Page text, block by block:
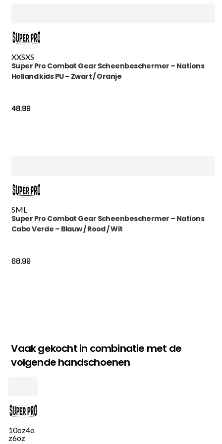
XXSXS
Super Pro Combat Gear Scheenbeschermer – Nations
Holland kids PU – Zwart / Oranje
48.99
SML
Super Pro Combat Gear Scheenbeschermer – Nations
Cabo Verde – Blauw / Rood / Wit
68.99
Vaak gekocht in combinatie met de
volgende handschoenen
10oz4o
z6oz